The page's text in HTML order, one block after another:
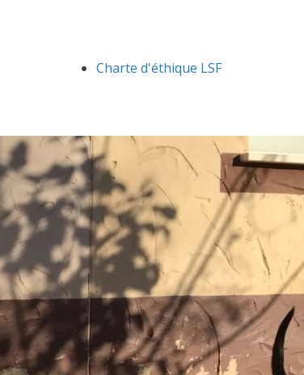
Charte d'éthique LSF